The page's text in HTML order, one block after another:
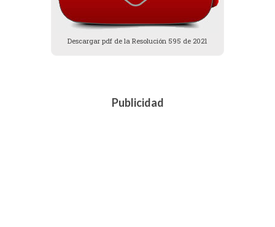
Descargar pdf de la Resolución 595 de 2021
Publicidad